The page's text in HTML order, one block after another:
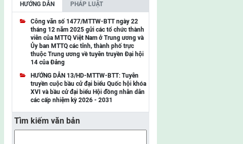
UBMTTQ Việt Nam tỉnh Cao Bằng
UBMTTQ Việt Nam tỉnh Lạng Sơn
UBMTTQ Việt Nam tỉnh Lai Châu
UBMTTQ Việt Nam tỉnh Điện Biên
UBMTTQ Việt Nam tỉnh Sơn La
UBMTTQ Việt Nam tỉnh Thanh Hóa
UBMTTQ Việt Nam tỉnh Nghệ An
HƯỚNG DẪN PHÁP LUẬT
Công văn số 1477/MTTW-BTT ngày 22
tháng 12 năm 2025 gửi các tổ chức thành
viên của MTTQ Việt Nam ở Trung ương và
Ủy ban MTTQ các tỉnh, thành phố trực
thuộc Trung ương về tuyên truyền Đại hội
14 của Đảng
HƯỚNG DẪN 13/HD-MTTW-BTT: Tuyên
truyền cuộc bầu cử đại biểu Quốc hội khóa
XVI và bầu cử đại biểu Hội đồng nhân dân
các cấp nhiệm kỳ 2026 - 2031
Tìm kiếm văn bản